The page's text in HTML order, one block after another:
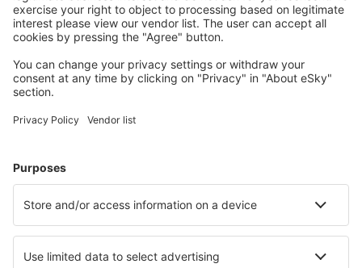
Naplánujte si cestu
Letenky
Ubytování
Let+Hotel
Hotely
Transfery